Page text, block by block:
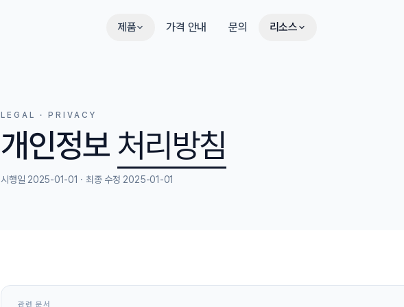
제품 가격 안내 문의 리소스
LEGAL · PRIVACY
개인정보 처리방침
시행일 2025-01-01 · 최종 수정 2025-01-01
관련 문서